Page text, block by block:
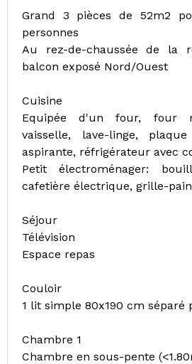
Grand 3 pièces de 52m2
personnes
Au rez-de-chaussée de la
balcon exposé Nord/Ouest
Cuisine
Equipée d'un four, four
vaisselle, lave-linge,
aspirante, réfrigérateur avec
Petit électroménager:
cafetière électrique, grille-
Séjour
Télévision
Espace repas
Couloir
1 lit simple 80x190 cm séparé
Chambre 1
Chambre en sous-pente